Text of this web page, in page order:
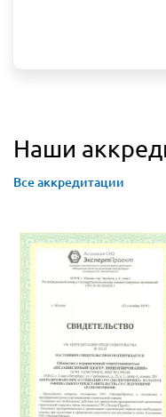
Наши
Все аккредитации